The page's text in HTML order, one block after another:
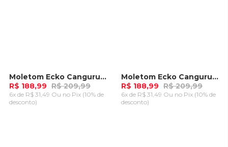
-10%Moletom Ecko Canguru Masculino New Fashion Basic Lilás Lavanda
R$ 188,99 R$ 209,99
6x de R$ 31,49 Ou no Pix (10% de
desconto)
-10%Moletom Ecko Canguru Masculino New Fashion Basic Pessego Mellow
R$ 188,99 R$ 209,99
6x de R$ 31,49 Ou no Pix (10% de
desconto)